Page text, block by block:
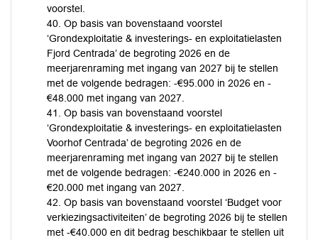
voorstel.
40. Op basis van bovenstaand voorstel
‘Grondexploitatie & investerings- en exploitatielasten
Fjord Centrada’ de begroting 2026 en de
meerjarenraming met ingang van 2027 bij te stellen
met de volgende bedragen: -€95.000 in 2026 en -
€48.000 met ingang van 2027.
41. Op basis van bovenstaand voorstel
‘Grondexploitatie & investerings- en exploitatielasten
Voorhof Centrada’ de begroting 2026 en de
meerjarenraming met ingang van 2027 bij te stellen
met de volgende bedragen: -€240.000 in 2026 en -
€20.000 met ingang van 2027.
42. Op basis van bovenstaand voorstel ‘Budget voor
verkiezingsactiviteiten’ de begroting 2026 bij te stellen
met -€40.000 en dit bedrag beschikbaar te stellen uit